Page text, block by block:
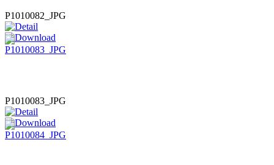
P1010082_JPG
P1010083_JPG